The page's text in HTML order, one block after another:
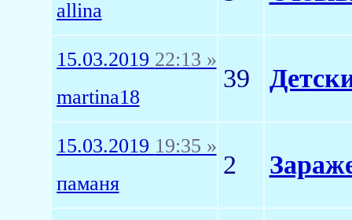
allina
15.03.2019 22:13 »
martina18
39
15.03.2019 19:35 »
паманя
2